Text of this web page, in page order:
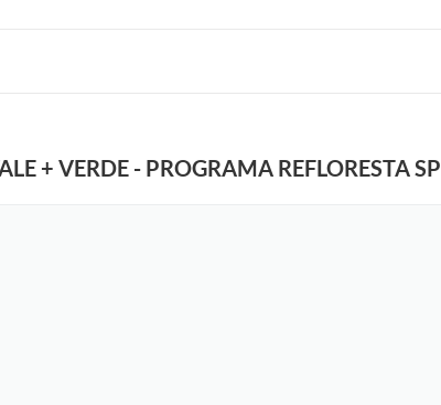
+ VERDE - PROGRAMA REFLORESTA SP